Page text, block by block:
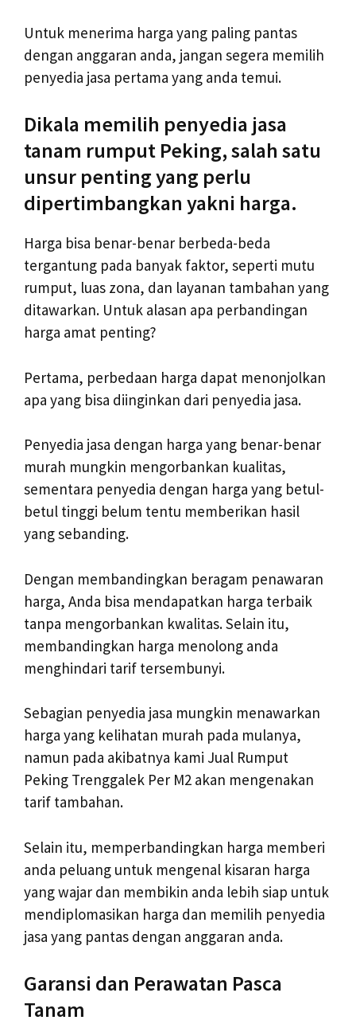
Untuk menerima harga yang paling pantas
dengan anggaran anda, jangan segera memilih
penyedia jasa pertama yang anda temui.
Dikala memilih penyedia jasa
tanam rumput Peking, salah satu
unsur penting yang perlu
dipertimbangkan yakni harga.
Harga bisa benar-benar berbeda-beda
tergantung pada banyak faktor, seperti mutu
rumput, luas zona, dan layanan tambahan yang
ditawarkan. Untuk alasan apa perbandingan
harga amat penting?
Pertama, perbedaan harga dapat menonjolkan
apa yang bisa diinginkan dari penyedia jasa.
Penyedia jasa dengan harga yang benar-benar
murah mungkin mengorbankan kualitas,
sementara penyedia dengan harga yang betul-
betul tinggi belum tentu memberikan hasil
yang sebanding.
Dengan membandingkan beragam penawaran
harga, Anda bisa mendapatkan harga terbaik
tanpa mengorbankan kwalitas. Selain itu,
membandingkan harga menolong anda
menghindari tarif tersembunyi.
Sebagian penyedia jasa mungkin menawarkan
harga yang kelihatan murah pada mulanya,
namun pada akibatnya kami Jual Rumput
Peking Trenggalek Per M2 akan mengenakan
tarif tambahan.
Selain itu, memperbandingkan harga memberi
anda peluang untuk mengenal kisaran harga
yang wajar dan membikin anda lebih siap untuk
mendiplomasikan harga dan memilih penyedia
jasa yang pantas dengan anggaran anda.
Garansi dan Perawatan Pasca
Tanam